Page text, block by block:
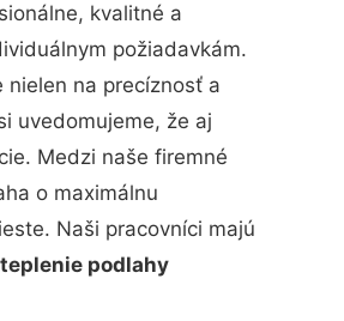
kvalitné a
požiadavkám.
na precíznosť a
uvedomujeme, že aj
Medzi naše firemné
o maximálnu
Naši pracovníci majú
podlahy